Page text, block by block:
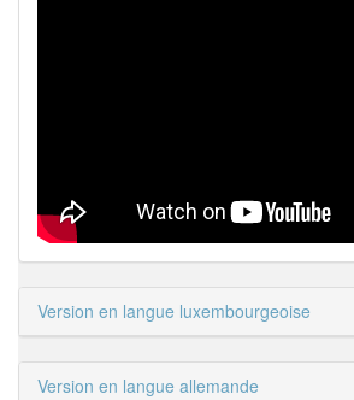
Version en langue luxembourgeoise
Version en langue allemande